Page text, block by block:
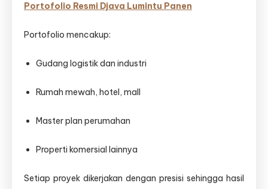
Portofolio Resmi Djava Lumintu Panen
Portofolio mencakup:
Gudang logistik dan industri
Rumah mewah, hotel, mall
Master plan perumahan
Properti komersial lainnya
Setiap proyek dikerjakan dengan presisi sehingga hasil